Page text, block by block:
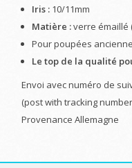
Iris : 10/11mm
Matière :verre émaillé
Pour poupées
Le top de la qualité
Envoi avec numéro de
(post with tracking
Provenance Allemagne